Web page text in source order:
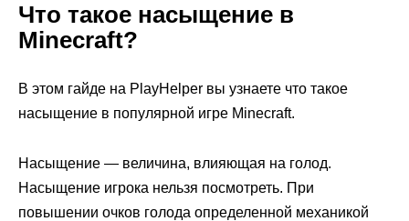
Что такое насыщение в
Minecraft?
В этом гайде на PlayHelper вы узнаете что такое
насыщение в популярной игре Minecraft.
Насыщение — величина, влияющая на голод.
Насыщение игрока нельзя посмотреть. При
повышении очков голода определенной механикой